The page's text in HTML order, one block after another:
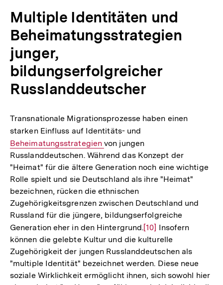
Multiple Identitäten und
Beheimatungsstrategien
junger,
bildungserfolgreicher
Russlanddeutscher
Transnationale Migrationsprozesse haben einen
starken Einfluss auf Identitäts- und
Link:
Beheimatungsstrategienvon jungen
Russlanddeutschen. Während das Konzept der
"Heimat" für die ältere Generation noch eine wichtige
Rolle spielt und sie Deutschland als ihre "Heimat"
bezeichnen, rücken die ethnischen
Zugehörigkeitsgrenzen zwischen Deutschland und
Russland für die jüngere, bildungserfolgreiche
Generation eher in den Hintergrund.Zur
Auflösung
der
Fußnote
[10] Insofern
können die gelebte Kultur und die kulturelle
Zugehörigkeit der jungen Russlanddeutschen als
"multiple Identität" bezeichnet werden. Diese neue
soziale Wirklichkeit ermöglicht ihnen, sich sowohl hier